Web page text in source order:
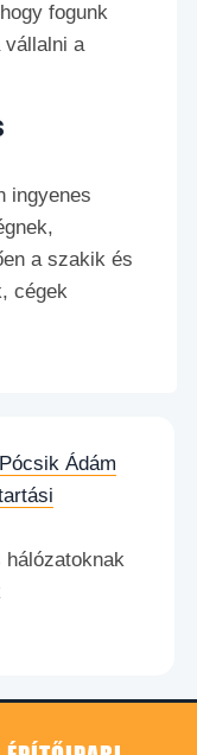
fogunk
vállalni a
ingyenes
a szakik és
cégek
Pócsik Ádám
hálózatoknak